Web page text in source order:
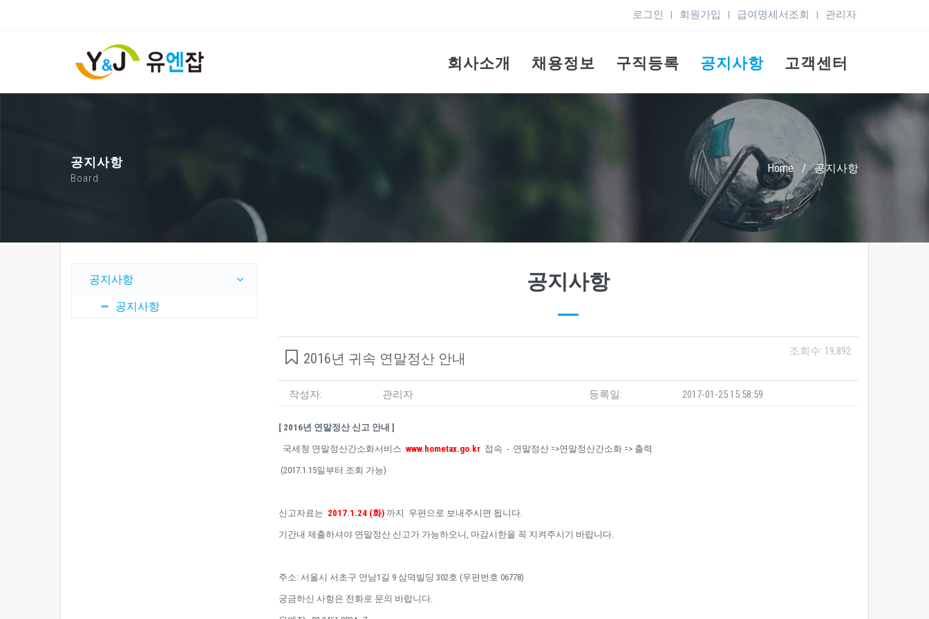
로그인 | 회원가입 | 급여명세서조회 | 관리자
회사소개 채용정보 구직등록 공지사항 고객센터
공지사항
Board
Home / 공지사항
공지사항
공지사항
공지사항
2016년 귀속 연말정산 안내 조회수: 19,892
작성자: 관리자 등록일: 2017-01-25 15:58:59
[ 2016년 연말정산 신고 안내 ]
국세청 연말정산간소화서비스 www.hometax.go.kr 접속 - 연말정산 =>연말정산간소화 => 출력
(2017.1.15일부터 조회 가능)
신고자료는 2017.1.24 (화) 까지 우편으로 보내주시면 됩니다.
기간내 제출하셔야 연말정산 신고가 가능하오니, 마감시한을 꼭 지켜주시기 바랍니다.
주소: 서울시 서초구 언남1길 9 삼덕빌딩 302호 (우편번호 06778)
궁금하신 사항은 전화로 문의 바랍니다.